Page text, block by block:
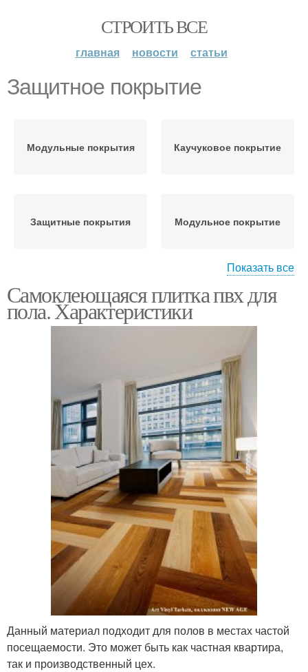
СТРОИТЬ ВСЕ
главная новости статьи
Защитное покрытие
Модульные покрытия Каучуковое покрытие
Защитные покрытия Модульное покрытие
Рулонные покрытия Плиточные покрытия
Покрытие для балкона
Покрытия на балконе
Покрытие вместо
ламината
Покрытие для гаража
Покрытие для
спортзала
Показать все
Самоклеющаяся плитка пвх для
пола. Характеристики
Данный материал подходит для полов в местах частой
посещаемости. Это может быть как частная квартира,
так и производственный цех.